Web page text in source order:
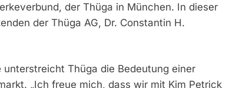
der Thüga in München. In dieser
der Thüga AG, Dr. Constantin H.
Thüga die Bedeutung einer
„Ich freue mich, dass wir mit Kim Petrick